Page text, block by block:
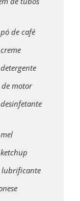
de café
motor
lubrificante